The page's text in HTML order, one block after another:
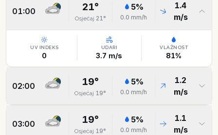
01:00 21°
Osjećaj 21°
5%
0.0 mm/h
1.4
m/s
UV INDEKS
0
UDARI
3.7 m/s
VLAŽNOST
81%
02:00 19°
Osjećaj 19°
5%
0.0 mm/h
1.2
m/s
03:00 19°
Osjećaj 19°
5%
0.0 mm/h
1.1
m/s